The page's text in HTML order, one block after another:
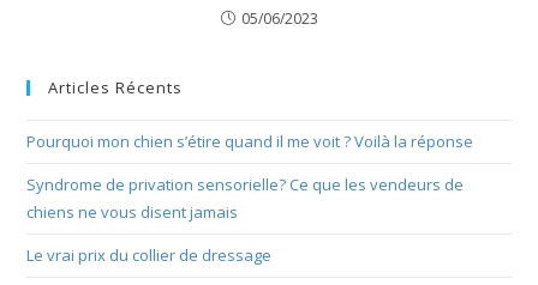
05/06/2023
Articles Récents
Pourquoi mon chien s’étire quand il me voit ? Voilà la réponse
Syndrome de privation sensorielle? Ce que les vendeurs de
chiens ne vous disent jamais
Le vrai prix du collier de dressage